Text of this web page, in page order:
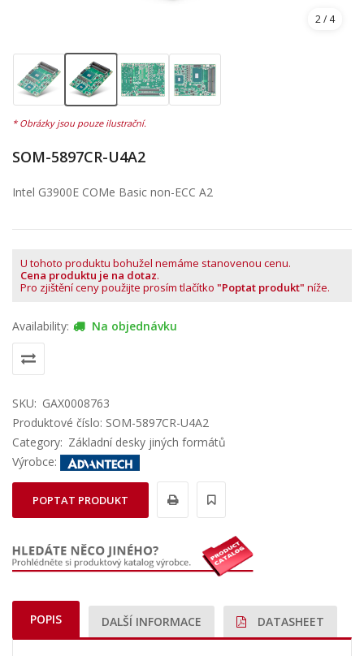
2/ 4
SOM-5897CR-U4A2
Intel G3900E COMe Basic non-ECC A2
U tohoto produktu bohužel nemáme stanovenou cenu.
Cena produktu je na dotaz.
Pro zjištění ceny použijte prosím tlačítko "Poptat produkt" níže.
Availability: Na objednávku
SKU: GAX0008763
Produktové číslo: SOM-5897CR-U4A2
Category: Základní desky jiných formátů
Výrobce:
POPTAT PRODUKT
POPIS DALŠÍ INFORMACE DATASHEET